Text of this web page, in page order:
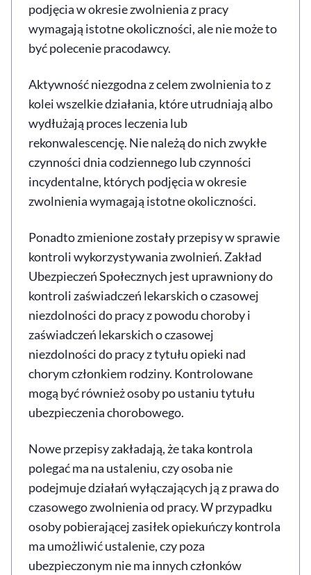
podjęcia w okresie zwolnienia z pracy
wymagają istotne okoliczności, ale nie może to
być polecenie pracodawcy.
Aktywność niezgodna z celem zwolnienia to z
kolei wszelkie działania, które utrudniają albo
wydłużają proces leczenia lub
rekonwalescencję. Nie należą do nich zwykłe
czynności dnia codziennego lub czynności
incydentalne, których podjęcia w okresie
zwolnienia wymagają istotne okoliczności.
Ponadto zmienione zostały przepisy w sprawie
kontroli wykorzystywania zwolnień. Zakład
Ubezpieczeń Społecznych jest uprawniony do
kontroli zaświadczeń lekarskich o czasowej
niezdolności do pracy z powodu choroby i
zaświadczeń lekarskich o czasowej
niezdolności do pracy z tytułu opieki nad
chorym członkiem rodziny. Kontrolowane
mogą być również osoby po ustaniu tytułu
ubezpieczenia chorobowego.
Nowe przepisy zakładają, że taka kontrola
polegać ma na ustaleniu, czy osoba nie
podejmuje działań wyłączających ją z prawa do
czasowego zwolnienia od pracy. W przypadku
osoby pobierającej zasiłek opiekuńczy kontrola
ma umożliwić ustalenie, czy poza
ubezpieczonym nie ma innych członków